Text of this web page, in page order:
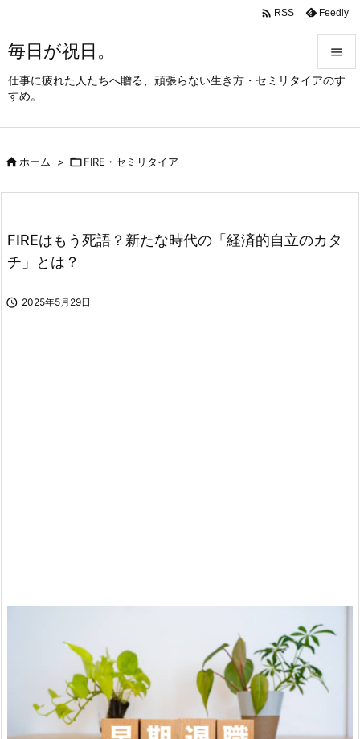
毎日が祝日。
仕事に疲れた人たちへ贈る、頑張らない生き方・セミリタイアのす
すめ。




 RSS Feedly
ホーム > FIRE・セミリタイア
FIREはもう死語？新たな時代の「経済的自立のカタ
チ」とは？
 2025年5月29日